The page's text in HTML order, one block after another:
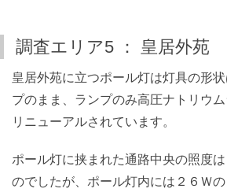
調査エリア5 ： 皇居外苑
皇居外苑に立つポール灯は灯具の形
プのまま、ランプのみ高圧ナトリウ
リニューアルされています。
ポール灯に挟まれた通路中央の照度
のでしたが、ポール灯内には２６Ｗ